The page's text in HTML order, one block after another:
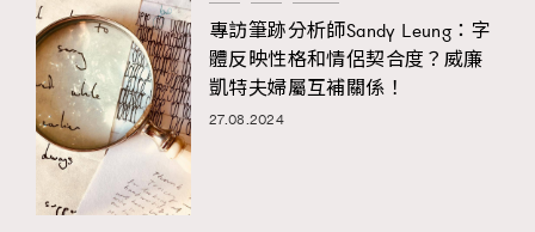
專訪筆跡分析師Sandy Leung：字
體反映性格和情侶契合度？威廉
凱特夫婦屬互補關係！
27.08.2024